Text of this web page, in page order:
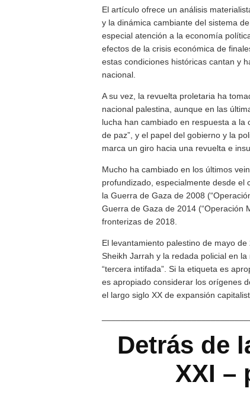
El artículo ofrece un análisis
y la dinámica cambiante del sistema
especial atención a la economía
efectos de la crisis económica de
estas condiciones históricas cantan y
nacional.
A su vez, la revuelta proletaria ha
nacional palestina, aunque en las
lucha han cambiado en respuesta a la
de paz”, y el papel del gobierno y la
marca un giro hacia una revuelta e
Mucho ha cambiado en los últimos
profundizado, especialmente desde el
la Guerra de Gaza de 2008
Guerra de Gaza de 2014 (“Operación
fronterizas de 2018.
El levantamiento palestino de mayo
Sheikh Jarrah y la redada policial en
“tercera intifada”. Si la etiqueta es
es apropiado considerar los orígenes
el largo siglo XX de expansión
Detrás de
XXI –